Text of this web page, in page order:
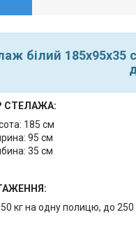
білий
СТЕЛАЖА:
185 см
95 см
35 см
кг на одну полицю, до 250